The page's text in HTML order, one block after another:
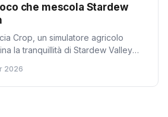
che mescola Stardew
Crop, un simulatore agricolo
la tranquillità di Stardew Valley
2026